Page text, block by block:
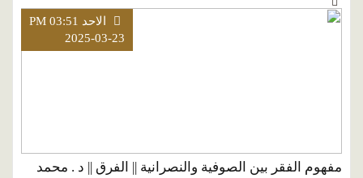
الاحد PM 03:51
2025-03-23
مفهوم الفقر بين الصوفية والنصرانية || الفرق || د . محمد